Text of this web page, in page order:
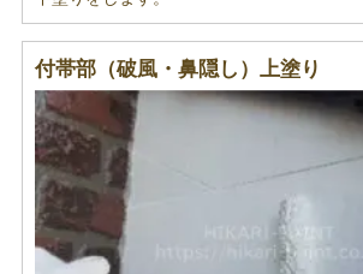
付帯部（破風・鼻隠し）上塗り